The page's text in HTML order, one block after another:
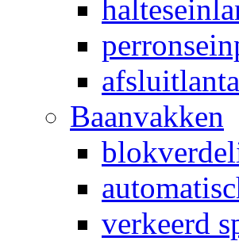
Baanvakken
verkeerd